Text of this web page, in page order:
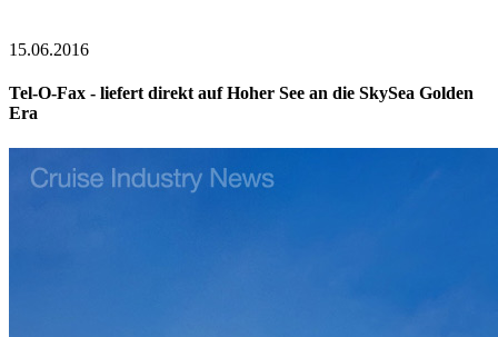
15.06.2016
Tel-O-Fax - liefert direkt auf Hoher See an die SkySea Golden
Era